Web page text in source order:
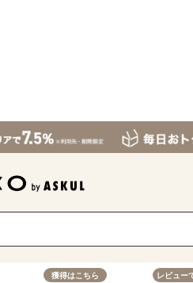
獲得はこちら レビュー